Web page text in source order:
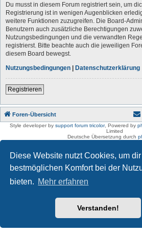
Diese Website nutzt Cookies, um
bestmöglichen Komfort bei der
bieten. Mehr erfahren
Verstanden!
Du musst in diesem Forum registriert sein, um
Registrierung ist in wenigen Augenblicken
weitere Funktionen zuzugreifen. Die Board-
Benutzern auch zusätzliche Berechtigungen
Nutzungsbedingungen und die verwandten
registrierst. Bitte beachte auch die jeweiligen
diesem Board bewegst.
Nutzungsbedingungen | Datenschutzerklärung
Registrieren
Foren-Übersicht
Style developer by support forum tricolor, Powered by
Limited
Deutsche Übersetzung durch
Impressum und